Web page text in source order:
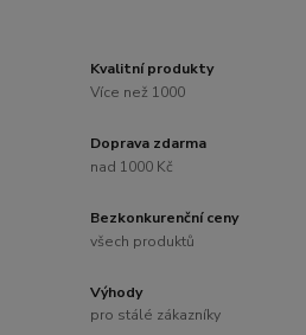
Kvalitní produkty
Více než 1000
Doprava zdarma
nad 1000 Kč
Bezkonkurenční ceny
všech produktů
Výhody
pro stálé zákazníky